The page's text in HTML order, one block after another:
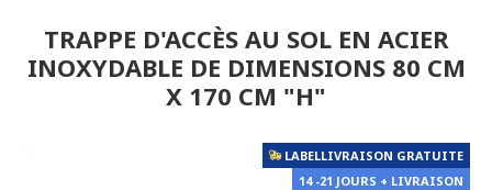
TRAPPE D'ACCÈS AU SOL EN ACIER
INOXYDABLE DE DIMENSIONS 80 CM
X 170 CM "H"
LABELLIVRAISON GRATUITE
14 -21 JOURS + LIVRAISON